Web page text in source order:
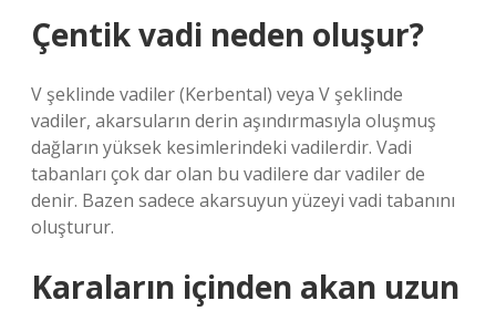
Çentik vadi neden oluşur?
V şeklinde vadiler (Kerbental) veya V şeklinde
vadiler, akarsuların derin aşındırmasıyla oluşmuş
dağların yüksek kesimlerindeki vadilerdir. Vadi
tabanları çok dar olan bu vadilere dar vadiler de
denir. Bazen sadece akarsuyun yüzeyi vadi tabanını
oluşturur.
Karaların içinden akan uzun